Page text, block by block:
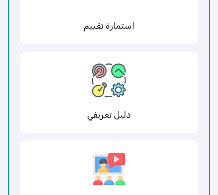
استمارة تقييم
دليل تعريفي